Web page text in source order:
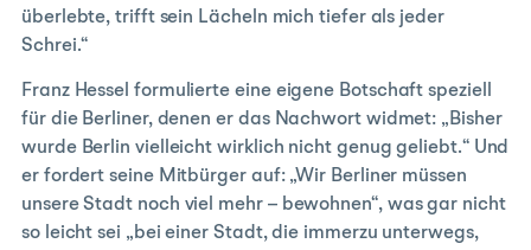
überlebte, trifft sein Lächeln mich tiefer als jeder
Schrei.“
Franz Hessel formulierte eine eigene Botschaft speziell
für die Berliner, denen er das Nachwort widmet: „Bisher
wurde Berlin vielleicht wirklich nicht genug geliebt.“ Und
er fordert seine Mitbürger auf: „Wir Berliner müssen
unsere Stadt noch viel mehr – bewohnen“, was gar nicht
so leicht sei „bei einer Stadt, die immerzu unterwegs,